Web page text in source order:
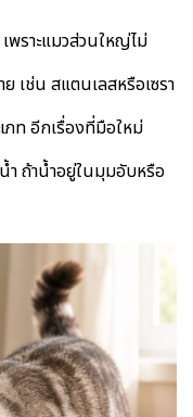
พราะแมวส่วนใหญ่ไม่
เช่น สแตนเลสหรือเซรา
ภท อีกเรื่องที่มือใหม่
ำ ถ้าน้ำอยู่ในมุมอับหรือ